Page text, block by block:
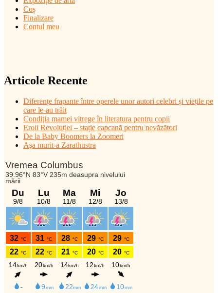
Coș
Finalizare
Contul meu
Articole Recente
Diferențe frapante între operele unor autori celebri și viețile pe
care le-au trăit
Condiția mamei vitrege în literatura pentru copii
Eroii Revoluției – stație capcană pentru nevăzători
De la Baby Boomers la Zoomeri
Aşa murit-a Zarathustra